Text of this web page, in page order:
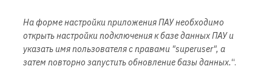
На форме настройки приложения ПАУ необходимо
открыть настройки подключения к базе данных ПАУ и
указать имя пользователя с правами "superuser", а
затем повторно запустить обновление базы данных.“.